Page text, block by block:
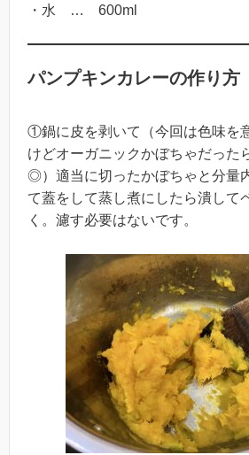
・水 … 600ml
パンプキンカレーの作り方
①鍋に皮を剥いて（今回は色味を
けどオーガニックかぼちゃだった
◎）適当に切ったかぼちゃと分量
て蓋をして蒸し煮にしたら潰して
く。濾す必要はないです。